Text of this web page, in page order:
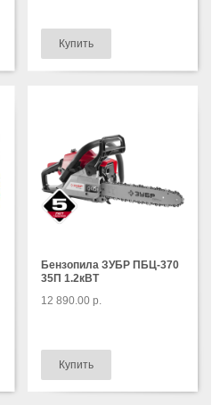
Бензопила ЗУБР ПБЦ-370
35П 1.2кВТ
12 890.00 р.